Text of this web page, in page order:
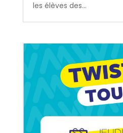
les élèves des...